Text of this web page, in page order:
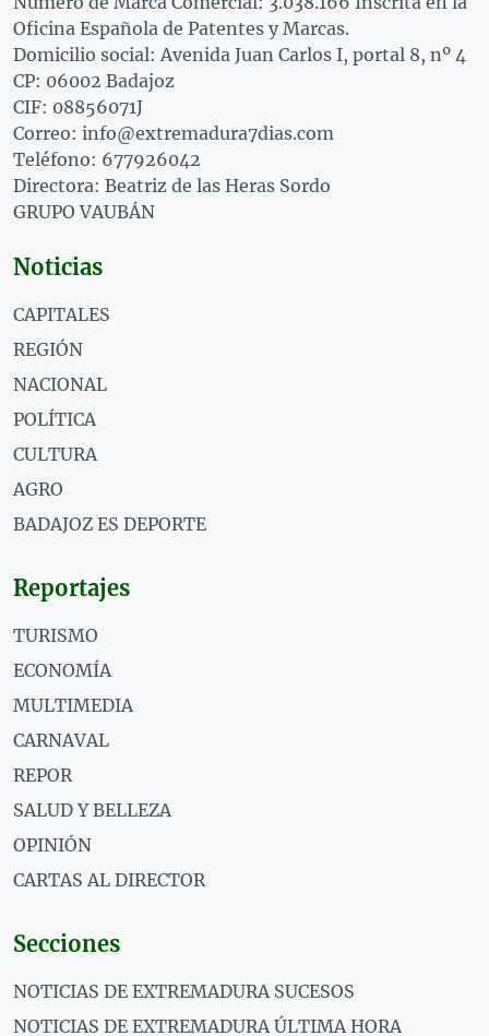
Oficina Española de Patentes y Marcas.
Domicilio social: Avenida Juan Carlos I, portal 8, nº 4
CP: 06002 Badajoz
CIF: 08856071J
Correo: info@extremadura7dias.com
Teléfono: 677926042
Directora: Beatriz de las Heras Sordo
GRUPO VAUBÁN
Noticias
CAPITALES
REGIÓN
NACIONAL
POLÍTICA
CULTURA
AGRO
BADAJOZ ES DEPORTE
Reportajes
TURISMO
ECONOMÍA
MULTIMEDIA
CARNAVAL
REPOR
SALUD Y BELLEZA
OPINIÓN
CARTAS AL DIRECTOR
Secciones
NOTICIAS DE EXTREMADURA SUCESOS
NOTICIAS DE EXTREMADURA ÚLTIMA HORA